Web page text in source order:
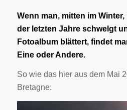
Wenn man, mitten im
der letzten Jahre schwelgt
Fotoalbum blättert, findet
Eine oder Andere.
So wie das hier aus dem Mai
Bretagne: